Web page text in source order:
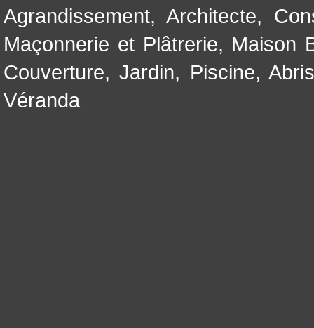
Agrandissement, Architecte,
Maçonnerie et Plâtrerie, Maison
Couverture,Jardin, Piscine,
Véranda